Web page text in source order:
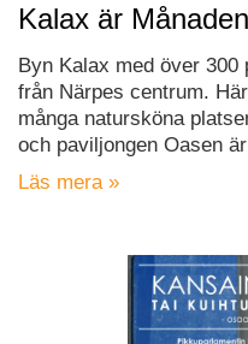
Kalax är
Byn Kalax med över
från Närpes centrum.
många natursköna
och paviljongen Oasen
Läs mera »